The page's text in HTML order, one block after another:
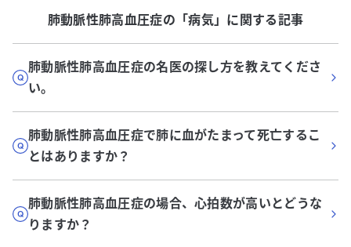
肺動脈性肺高血圧症の「病気」に関する記事
肺動脈性肺高血圧症の名医の探し方を教えてくださ
い。
肺動脈性肺高血圧症で肺に血がたまって死亡するこ
とはありますか？
肺動脈性肺高血圧症の場合、心拍数が高いとどうな
りますか？